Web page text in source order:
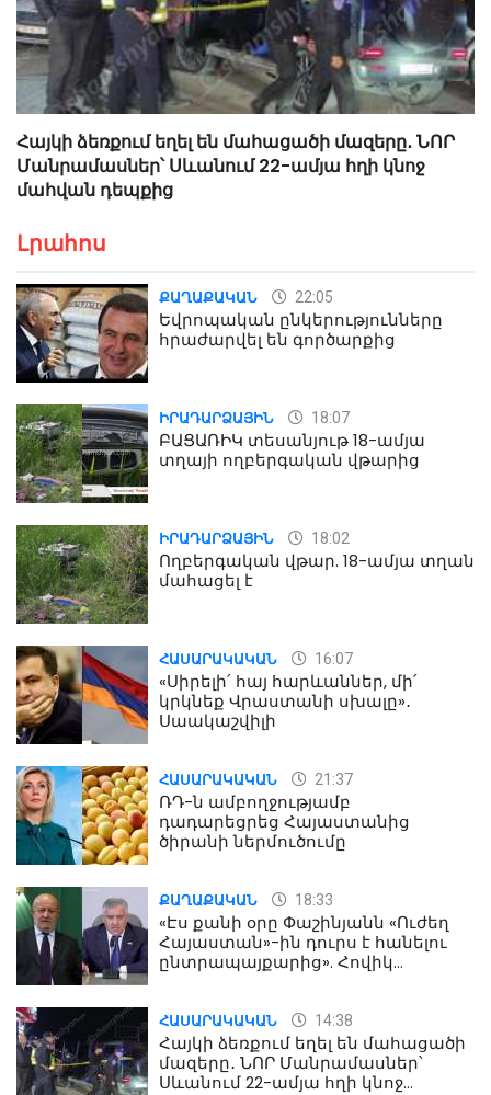
Հայկի ձեռքում եղել են մահացածի մազերը․ ՆՈՐ
Մանրամասներ՝ Սևանում 22-ամյա հղի կնոջ
մահվան դեպքից
Լրահոս
ՔԱՂԱՔԱԿԱՆ 22:05
Եվրոպական ընկերությունները
հրաժարվել են գործարքից
ԻՐԱԴԱՐՁԱՅԻՆ 18:07
ԲԱՑԱՌԻԿ տեսանյութ 18-ամյա
տղայի ողբերգական վթարից
ԻՐԱԴԱՐՁԱՅԻՆ 18:02
Ողբերգական վթար. 18-ամյա տղան
մահացել է
ՀԱՍԱՐԱԿԱԿԱՆ 16:07
«Սիրելի՛ հայ հարևաններ, մի՛
կրկնեք Վրաստանի սխալը»․
Սաակաշվիլի
ՀԱՍԱՐԱԿԱԿԱՆ 21:37
ՌԴ-ն ամբողջությամբ
դադարեցրեց Հայաստանից
ծիրանի ներմուծումը
ՔԱՂԱՔԱԿԱՆ 18:33
«Էս քանի օրը Փաշինյանն «Ուժեղ
Հայաստան»-ին դուրս է հանելու
ընտրապայքարից». Հովիկ
ՀԱՍԱՐԱԿԱԿԱՆ 14:38
Հայկի ձեռքում եղել են մահացածի
մազերը․ ՆՈՐ Մանրամասներ՝
Սևանում 22-ամյա հղի կնոջ